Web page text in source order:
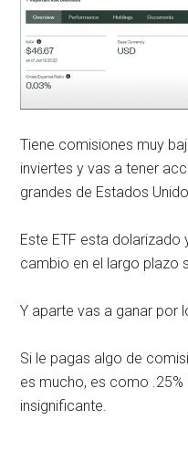
Tiene comisiones muy
inviertes y vas a tener
grandes de Estados
Este ETF esta dolarizado
cambio en el largo plazo
Y aparte vas a ganar por
Si le pagas algo de
es mucho, es como .25%
insignificante.